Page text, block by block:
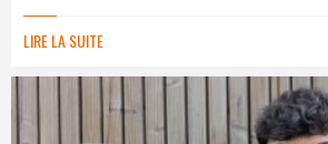
LIRE LA SUITE